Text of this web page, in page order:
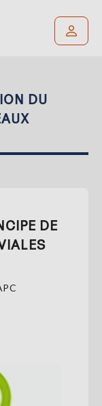
DU
DE